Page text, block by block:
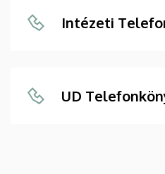
Intézeti
UD